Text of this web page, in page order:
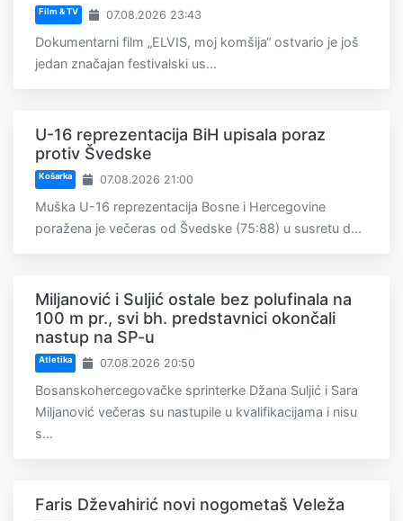
Film & TV 07.08.2026 23:43
Dokumentarni film „ELVIS, moj komšija“ ostvario je još
jedan značajan festivalski us...
U-16 reprezentacija BiH upisala poraz
protiv Švedske
Košarka 07.08.2026 21:00
Muška U-16 reprezentacija Bosne i Hercegovine
poražena je večeras od Švedske (75:88) u susretu d...
Miljanović i Suljić ostale bez polufinala na
100 m pr., svi bh. predstavnici okončali
nastup na SP-u
Atletika 07.08.2026 20:50
Bosanskohercegovačke sprinterke Džana Suljić i Sara
Miljanović večeras su nastupile u kvalifikacijama i nisu
s...
Faris Dževahirić novi nogometaš Veleža